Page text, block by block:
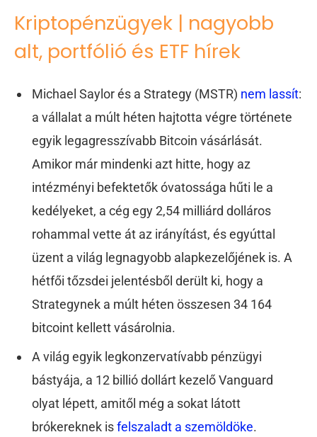
Kriptopénzügyek | nagyobb
alt, portfólió és ETF hírek
Michael Saylor és a Strategy (MSTR) nem lassít:
a vállalat a múlt héten hajtotta végre története
egyik legagresszívabb Bitcoin vásárlását.
Amikor már mindenki azt hitte, hogy az
intézményi befektetők óvatossága hűti le a
kedélyeket, a cég egy 2,54 milliárd dolláros
rohammal vette át az irányítást, és egyúttal
üzent a világ legnagyobb alapkezelőjének is. A
hétfői tőzsdei jelentésből derült ki, hogy a
Strategynek a múlt héten összesen 34 164
bitcoint kellett vásárolnia.
A világ egyik legkonzervatívabb pénzügyi
bástyája, a 12 billió dollárt kezelő Vanguard
olyat lépett, amitől még a sokat látott
brókereknek isfelszaladt a szemöldöke.